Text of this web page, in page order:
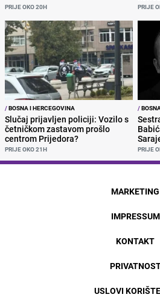
PRIJE OKO 20H PRIJE
/BOSNA I HERCEGOVINA
Slučaj prijavljen policiji: Vozilo s
četničkom zastavom prošlo
centrom Prijedora?
PRIJE OKO 21H
/
PRIJE
MARKETING
IMPRESSUM
KONTAKT
USLOVI